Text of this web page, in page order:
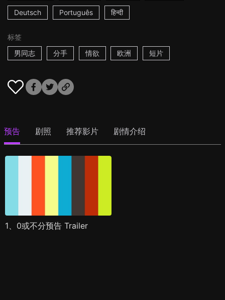
Deutsch Português हिन्दी
标签
男同志
分手 情欲 欧洲 短片
预告 剧照 推荐影片 剧情介绍
1、0或不分预告 Trailer